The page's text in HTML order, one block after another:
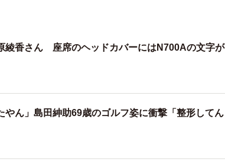
綾香さん 座席のヘッドカバーにはN700Aの文字が
やん」島田紳助69歳のゴルフ姿に衝撃「整形してん